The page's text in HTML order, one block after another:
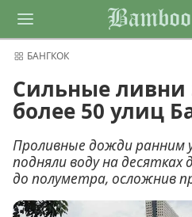
БАНГКОК
Сильные ливни
более 50 улиц
Проливные дожди ранним
подняли воду на десятках
до полуметра, осложнив